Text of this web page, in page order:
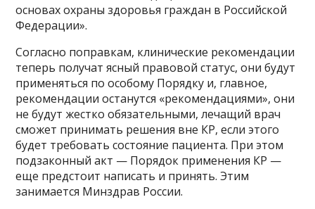
основах охраны здоровья граждан в Российской
Федерации».
Согласно поправкам, клинические рекомендации
теперь получат ясный правовой статус, они будут
применяться по особому Порядку и, главное,
рекомендации останутся «рекомендациями», они
не будут жестко обязательными, лечащий врач
сможет принимать решения вне КР, если этого
будет требовать состояние пациента. При этом
подзаконный акт — Порядок применения КР —
еще предстоит написать и принять. Этим
занимается Минздрав России.